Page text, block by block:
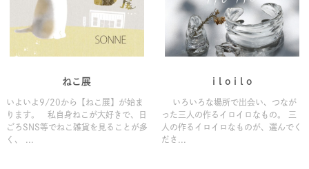
ねこ展
いよいよ9/20から【ねこ展】が始ま
ります。 私自身ねこが大好きで、日
ごろSNS等でねこ雑貨を見ることが多
く、 ...
i l o i l o
いろいろな場所で出会い、つなが
った三人の作るイロイロなもの。 三
人の作るイロイロなものが、選んでく
ださ...